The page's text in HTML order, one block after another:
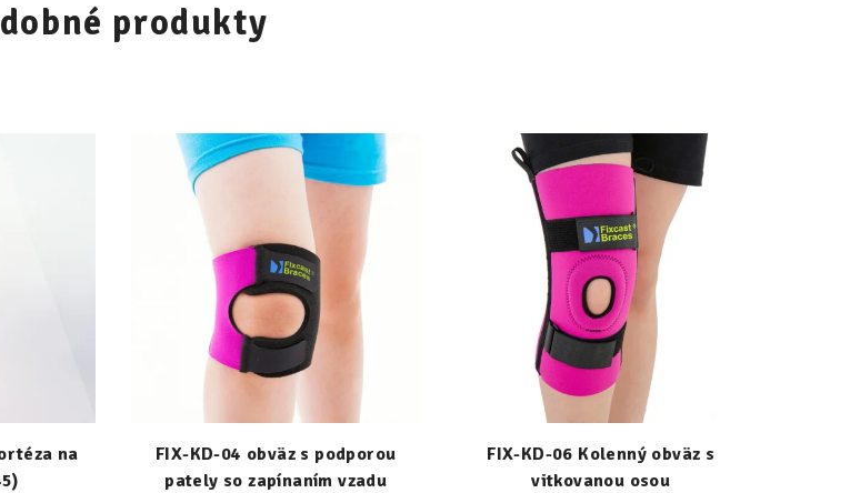
produkty
na
FIX-KD-04 obväz s podporou
pately so zapínaním vzadu
FIX-KD-06 Kolenný obväz s
vitkovanou osou